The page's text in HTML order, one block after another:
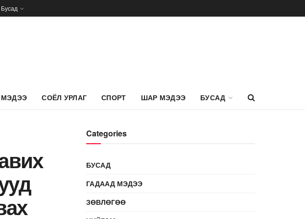
Бусад
СОЁЛ УРЛАГ СПОРТ ШАР МЭДЭЭ БУСАД
Categories
БУСАД
ГАДААД МЭДЭЭ
ЗӨВЛӨГӨӨ